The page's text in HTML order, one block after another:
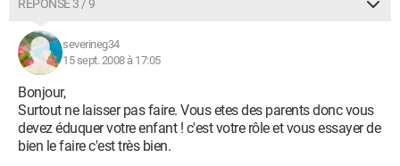
RÉPONSE 3 / 9
severineg34
15 sept. 2008 à 17:05
Bonjour,
Surtout ne laisser pas faire. Vous etes des parents donc vous
devez éduquer votre enfant ! c'est votre rôle et vous essayer de
bien le faire c'est très bien.